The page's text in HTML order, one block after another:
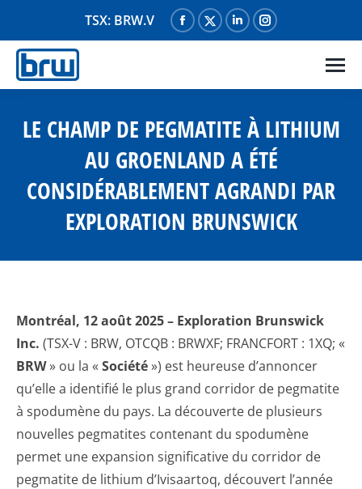
TSX: BRW.V
La
page
s'ouvre
dans
une
nouvelle
fenêtre
La
page
s'ouvre
dans
une
nouvelle
fenêtre
La
page
s'ouvre
dans
une
nouvelle
fenêtre
La
page
Instagram
s'ouvre
dans
une
nouvelle
fenêtre
LE CHAMP DE PEGMATITE À LITHIUM
AU GROENLAND A ÉTÉ
CONSIDÉRABLEMENT AGRANDI PAR
EXPLORATION BRUNSWICK
Montréal, 12 août 2025 – Exploration Brunswick
Inc. (TSX-V : BRW, OTCQB : BRWXF; FRANCFORT : 1XQ; «
BRW» ou la « Société») est heureuse d’annoncer
qu’elle a identifié le plus grand corridor de pegmatite
à spodumène du pays. La découverte de plusieurs
nouvelles pegmatites contenant du spodumène
permet une expansion significative du corridor de
pegmatite de lithium d’Ivisaartoq, découvert l’année